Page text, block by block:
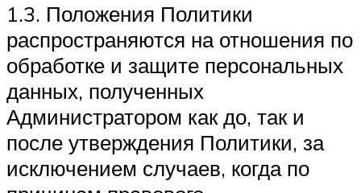
1.3. Положения Политики
распространяются на отношения по
обработке и защите персональных
данных, полученных
Администратором как до, так и
после утверждения Политики, за
исключением случаев, когда по